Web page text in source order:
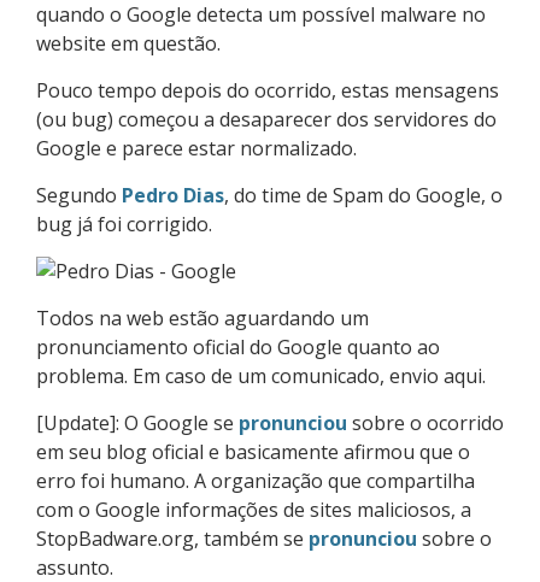
quando o Google detecta um possível malware no
website em questão.
Pouco tempo depois do ocorrido, estas mensagens
(ou bug) começou a desaparecer dos servidores do
Google e parece estar normalizado.
Segundo Pedro Dias, do time de Spam do Google, o
bug já foi corrigido.
Todos na web estão aguardando um
pronunciamento oficial do Google quanto ao
problema. Em caso de um comunicado, envio aqui.
[Update]: O Google se pronunciou sobre o ocorrido
em seu blog oficial e basicamente afirmou que o
erro foi humano. A organização que compartilha
com o Google informações de sites maliciosos, a
StopBadware.org, também se pronunciou sobre o
assunto.